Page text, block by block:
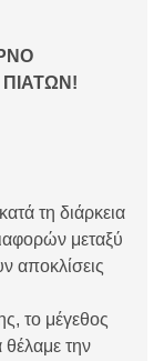
τη διάρκεια
μεταξύ
αποκλίσεις
το μέγεθος
θέλαμε την